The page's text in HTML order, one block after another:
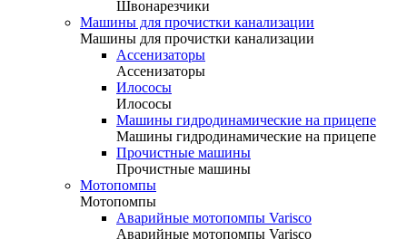
Швонарезчики
Машины для прочистки канализации
Машины для прочистки канализации
Ассенизаторы
Ассенизаторы
Илососы
Илососы
Машины гидродинамические на прицепе
Машины гидродинамические на прицепе
Прочистные машины
Прочистные машины
Мотопомпы
Мотопомпы
Аварийные мотопомпы Varisco
Аварийные мотопомпы Varisco